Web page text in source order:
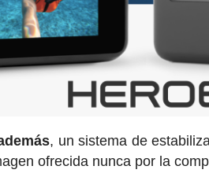
, un sistema de
ofrecida nunca por la